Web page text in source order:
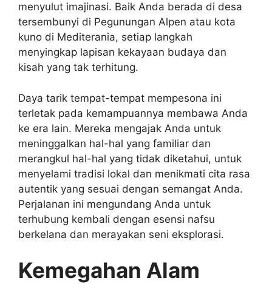
menyulut imajinasi. Baik Anda berada di desa
tersembunyi di Pegunungan Alpen atau kota
kuno di Mediterania, setiap langkah
menyingkap lapisan kekayaan budaya dan
kisah yang tak terhitung.
Daya tarik tempat-tempat mempesona ini
terletak pada kemampuannya membawa Anda
ke era lain. Mereka mengajak Anda untuk
meninggalkan hal-hal yang familiar dan
merangkul hal-hal yang tidak diketahui, untuk
menyelami tradisi lokal dan menikmati cita rasa
autentik yang sesuai dengan semangat Anda.
Perjalanan ini mengundang Anda untuk
terhubung kembali dengan esensi nafsu
berkelana dan merayakan seni eksplorasi.
Kemegahan Alam